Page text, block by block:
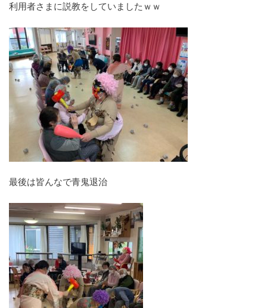
利用者さまに説教をしていましたｗｗ
最後は皆んなで青鬼退治